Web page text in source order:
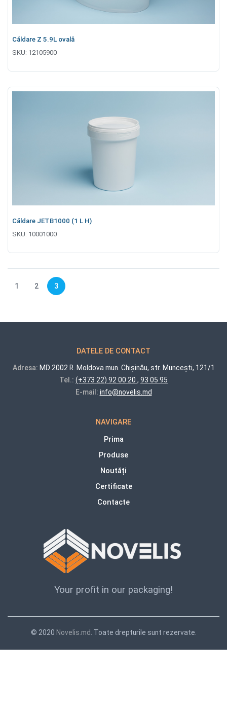
Căldare Z 5.9L оvală
SKU: 12105900
Căldare JETB1000 (1 L H)
SKU: 10001000
1 2 3
DATELE DE CONTACT
Adresa: MD 2002 R. Moldova mun. Chișinău, str. Muncești, 121/1
Tel.: (+373 22) 92 00 20 , 93 05 95
E-mail: info@novelis.md
NAVIGARE
Prima
Produse
Noutăți
Certificate
Contacte
Your profit in our packaging!
© 2020 Novelis.md . Toate drepturile sunt rezervate.